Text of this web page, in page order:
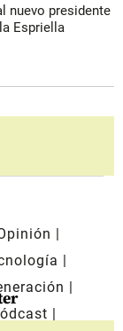
nuevo presidente
Espriella